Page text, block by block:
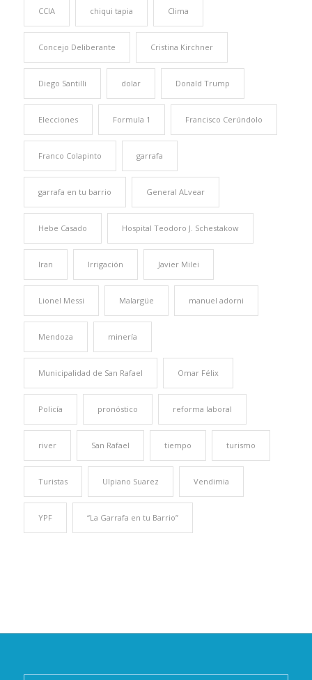
CCIA chiqui tapia Clima
Concejo Deliberante Cristina Kirchner
Diego Santilli dolar Donald Trump
Elecciones Formula 1 Francisco Cerúndolo
Franco Colapinto garrafa
garrafa en tu barrio General ALvear
Hebe Casado Hospital Teodoro J. Schestakow
Iran Irrigación Javier Milei
Lionel Messi Malargüe manuel adorni
Mendoza minería
Municipalidad de San Rafael Omar Félix
Policía pronóstico reforma laboral
river San Rafael tiempo turismo
Turistas Ulpiano Suarez Vendimia
YPF “La Garrafa en tu Barrio”